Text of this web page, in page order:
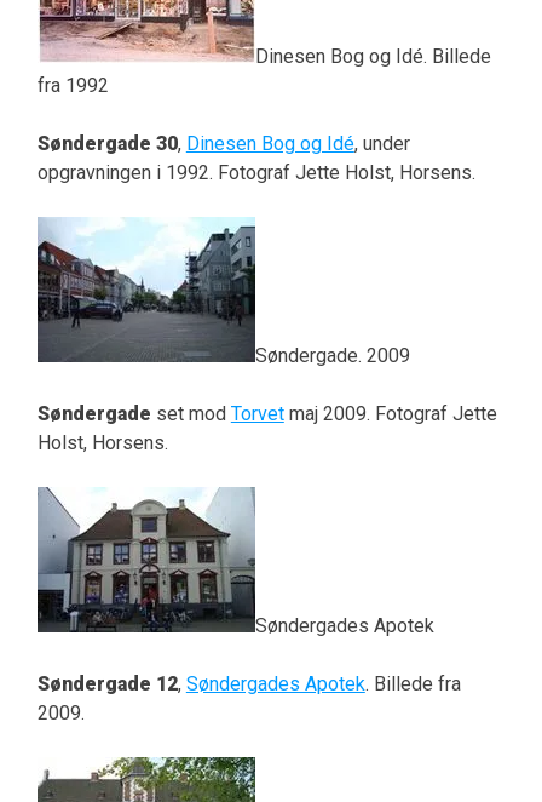
Dinesen Bog og Idé. Billede
fra 1992
Søndergade 30, Dinesen Bog og Idé, under
opgravningen i 1992. Fotograf Jette Holst, Horsens.
Søndergade. 2009
Søndergade set mod Torvetmaj 2009. Fotograf Jette
Holst, Horsens.
Søndergades Apotek
Søndergade 12, Søndergades Apotek. Billede fra
2009.